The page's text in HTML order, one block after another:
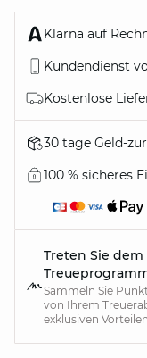
Klarna auf
Kundendienst
Kostenlose
30 tage Geld-
100 % sicheres
Treten Sie dem
Sammeln Sie
von Ihrem
exklusiven